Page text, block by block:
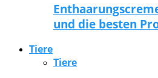
und die besten
Tiere
Tiere